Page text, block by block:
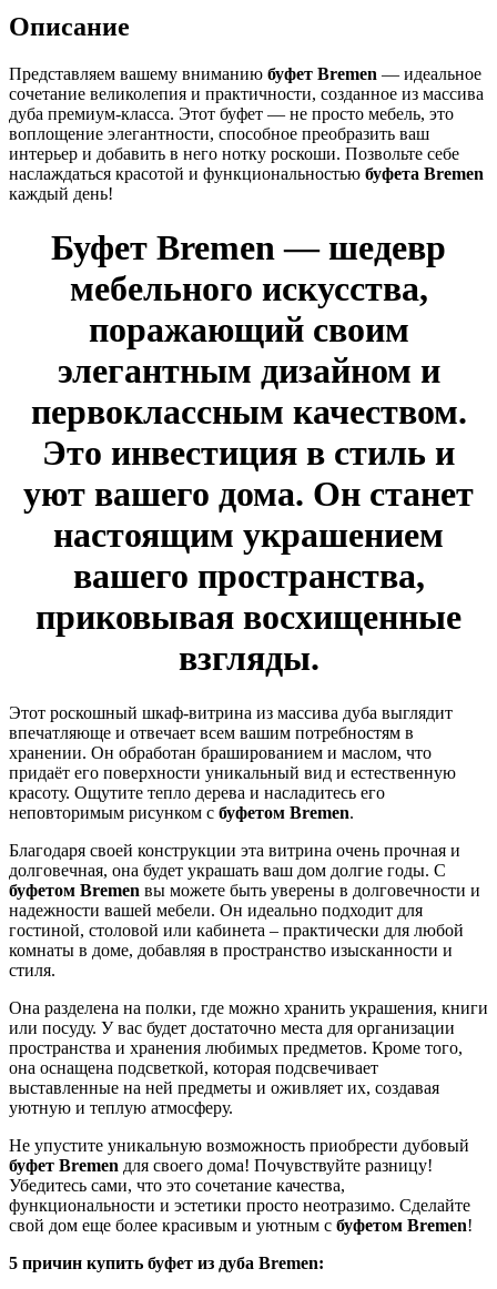
Описание
Представляем вашему вниманию буфет Bremen — идеальное
сочетание великолепия и практичности, созданное из массива
дуба премиум-класса. Этот буфет — не просто мебель, это
воплощение элегантности, способное преобразить ваш
интерьер и добавить в него нотку роскоши. Позвольте себе
наслаждаться красотой и функциональностью буфета Bremen
каждый день!
Буфет Bremen — шедевр
мебельного искусства,
поражающий своим
элегантным дизайном и
первоклассным качеством.
Это инвестиция в стиль и
уют вашего дома. Он станет
настоящим украшением
вашего пространства,
приковывая восхищенные
взгляды.
Этот роскошный шкаф-витрина из массива дуба выглядит
впечатляюще и отвечает всем вашим потребностям в
хранении. Он обработан брашированием и маслом, что
придаёт его поверхности уникальный вид и естественную
красоту. Ощутите тепло дерева и насладитесь его
неповторимым рисунком с буфетом Bremen.
Благодаря своей конструкции эта витрина очень прочная и
долговечная, она будет украшать ваш дом долгие годы. С
буфетом Bremen вы можете быть уверены в долговечности и
надежности вашей мебели. Он идеально подходит для
гостиной, столовой или кабинета – практически для любой
комнаты в доме, добавляя в пространство изысканности и
стиля.
Она разделена на полки, где можно хранить украшения, книги
или посуду. У вас будет достаточно места для организации
пространства и хранения любимых предметов. Кроме того,
она оснащена подсветкой, которая подсвечивает
выставленные на ней предметы и оживляет их, создавая
уютную и теплую атмосферу.
Не упустите уникальную возможность приобрести дубовый
буфет Bremen для своего дома! Почувствуйте разницу!
Убедитесь сами, что это сочетание качества,
функциональности и эстетики просто неотразимо. Сделайте
свой дом еще более красивым и уютным с буфетом Bremen!
5 причин купить буфет из дуба Bremen: